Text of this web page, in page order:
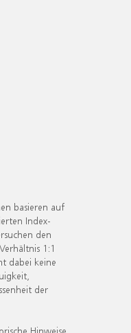
basieren auf
Index-
den
1:1
dabei keine
der